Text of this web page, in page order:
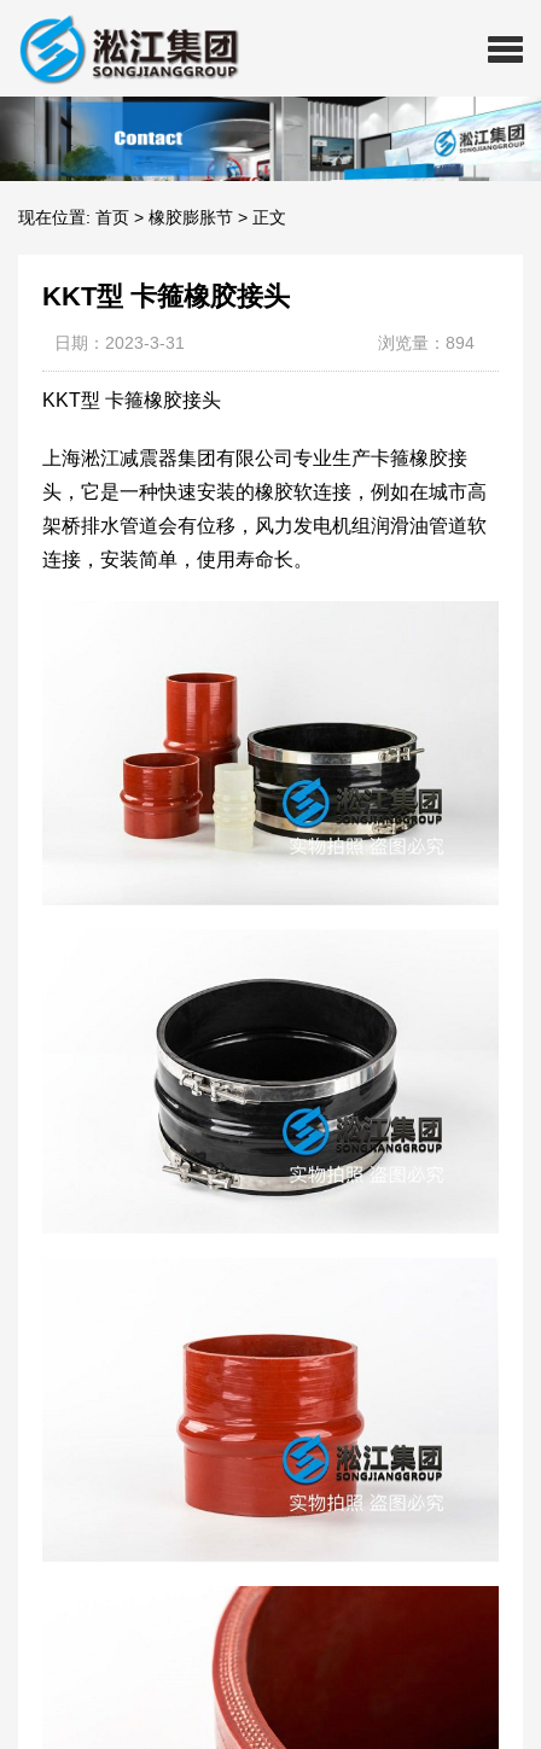
现在位置: 首页 > 橡胶膨胀节 > 正文
KKT型 卡箍橡胶接头
日期：2023-3-31 浏览量：894
KKT型 卡箍橡胶接头
上海淞江减震器集团有限公司专业生产卡箍橡胶接
头，它是一种快速安装的橡胶软连接，例如在城市高
架桥排水管道会有位移，风力发电机组润滑油管道软
连接，安装简单，使用寿命长。